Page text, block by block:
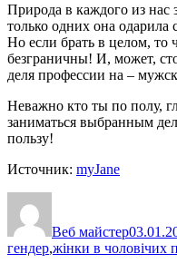
Природа в каждого из нас
только одних она одарила
Но если брать в целом, то
безграничны! И, может,
деля профессии на –
Неважно кто ты по полу,
заниматься выбранным
пользу!
Источник: myJane
Веб майстер
гендер,жінки в чоловічих